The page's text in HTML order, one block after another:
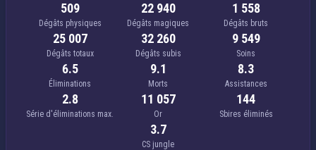
509
Dégâts physiques
22 940
Dégâts magiques
1 558
Dégâts bruts
25 007
Dégâts totaux
32 260
Dégâts subis
9 549
Soins
6.5
Éliminations
9.1
Morts
8.3
Assistances
2.8
Série d'éliminations max.
11 057
Or
144
Sbires éliminés
3.7
CS jungle